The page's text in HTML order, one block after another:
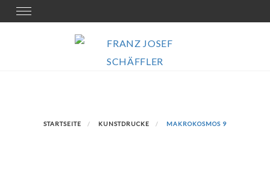
Skip
to
Toggle
navigation
STARTSEITE KUNSTDRUCKE MAKROKOSMOS 9